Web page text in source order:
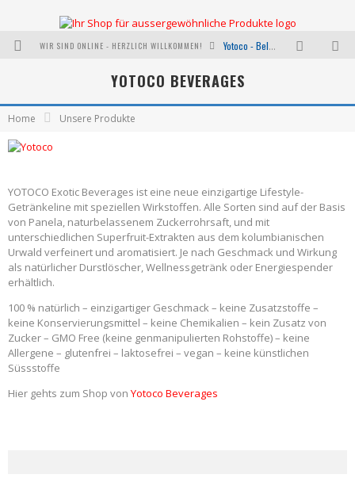
WIR SIND ONLINE - HERZLICH WILLKOMMEN! Yotoco - Belebend und erfrischend
I was a bottle - NACHHALTIGE HANDTASCHEN HERSTELLUNG AUS PET RECYCLING
Warum nicht mal etwas Verrücktes wagen?
YOTOCO BEVERAGES
Home Unsere Produkte
YOTOCO Exotic Beverages ist eine neue einzigartige Lifestyle-
Getränkeline mit speziellen Wirkstoffen. Alle Sorten sind auf der Basis
von Panela, naturbelassenem Zuckerrohrsaft, und mit
unterschiedlichen Superfruit-Extrakten aus dem kolumbianischen
Urwald verfeinert und aromatisiert. Je nach Geschmack und Wirkung
als natürlicher Durstlöscher, Wellnessgetränk oder Energiespender
erhältlich.
100 % natürlich – einzigartiger Geschmack – keine Zusatzstoffe –
keine Konservierungsmittel – keine Chemikalien – kein Zusatz von
Zucker – GMO Free (keine genmanipulierten Rohstoffe) – keine
Allergene – glutenfrei – laktosefrei – vegan – keine künstlichen
Süssstoffe
Hier gehts zum Shop von Yotoco Beverages